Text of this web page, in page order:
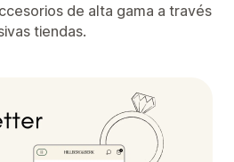
de alta gama a través
tiendas.